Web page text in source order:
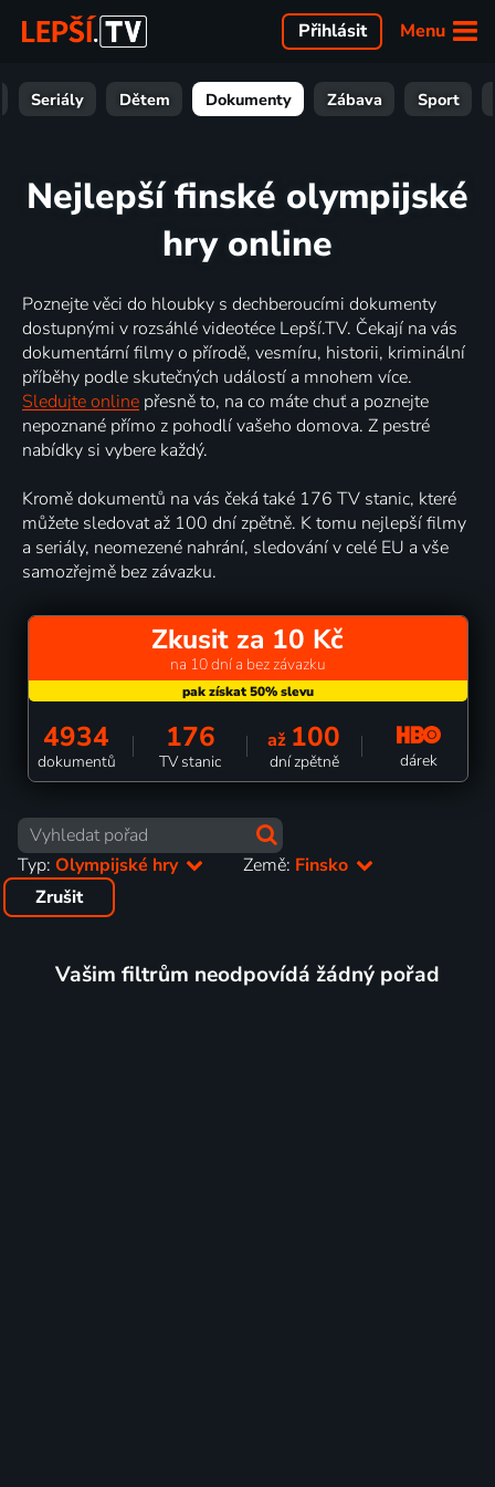
Menu
Přihlásit
Seriály Dětem Dokumenty Zábava Sport
Nejlepší finské olympijské
hry online
Poznejte věci do hloubky s dechberoucími dokumenty
dostupnými v rozsáhlé videotéce Lepší.TV. Čekají na vás
dokumentární filmy o přírodě, vesmíru, historii, kriminální
příběhy podle skutečných událostí a mnohem více.
Sledujte online přesně to, na co máte chuť a poznejte
nepoznané přímo z pohodlí vašeho domova. Z pestré
nabídky si vybere každý.
Kromě dokumentů na vás čeká také 176 TV stanic, které
můžete sledovat až 100 dní zpětně. K tomu nejlepší filmy
a seriály, neomezené nahrání, sledování v celé EU a vše
samozřejmě bez závazku.
Zkusit za 10 Kč
na 10 dní a bez závazku
4934
dokumentů
176
TV stanic
až 100
dní zpětně dárek
Typ: Olympijské hry Země: Finsko
Zrušit
Vašim filtrům neodpovídá žádný pořad